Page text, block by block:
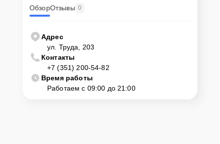
ОбзорОтзывы 0
Адрес
ул. Труда, 203
Контакты
+7 (351) 200-54-82
Время работы
Работаем с 09:00 до 21:00